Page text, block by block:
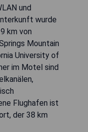
und
wurde
km von
Mountain
University of
im Motel sind
Flughafen ist
der 38 km